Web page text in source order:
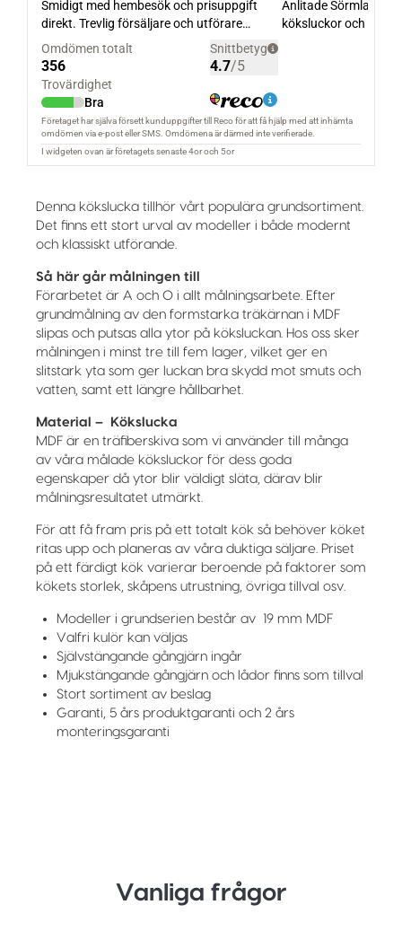
Denna kökslucka tillhör vårt populära grundsortiment.
Det finns ett stort urval av modeller i både modernt
och klassiskt utförande.
Så här går målningen till
Förarbetet är A och O i allt målningsarbete. Efter
grundmålning av den formstarka träkärnan i MDF
slipas och putsas alla ytor på köksluckan. Hos oss sker
målningen i minst tre till fem lager, vilket ger en
slitstark yta som ger luckan bra skydd mot smuts och
vatten, samt ett längre hållbarhet.
Material – Kökslucka
MDF är en träfiberskiva som vi använder till många
av våra målade köksluckor för dess goda
egenskaper då ytor blir väldigt släta, därav blir
målningsresultatet utmärkt.
För att få fram pris på ett totalt kök så behöver köket
ritas upp och planeras av våra duktiga säljare. Priset
på ett färdigt kök varierar beroende på faktorer som
kökets storlek, skåpens utrustning, övriga tillval osv.
Modeller i grundserien består av 19 mm MDF
Valfri kulör kan väljas
Självstängande gångjärn ingår
Mjukstängande gångjärn och lådor finns som tillval
Stort sortiment av beslag
Garanti, 5 års produktgaranti och 2 års
monteringsgaranti
Vanliga frågor